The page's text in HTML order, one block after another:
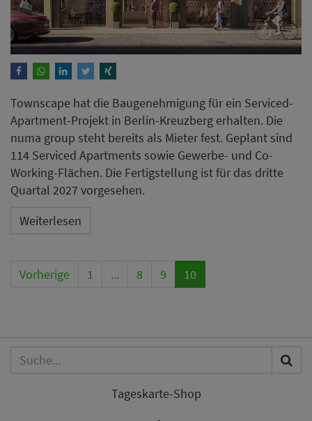
Townscape hat die Baugenehmigung für ein Serviced-
Apartment-Projekt in Berlin-Kreuzberg erhalten. Die
numa group steht bereits als Mieter fest. Geplant sind
114 Serviced Apartments sowie Gewerbe- und Co-
Working-Flächen. Die Fertigstellung ist für das dritte
Quartal 2027 vorgesehen.
Weiterlesen
Vorherige 1 ... 8 9 10
Tageskarte-Shop